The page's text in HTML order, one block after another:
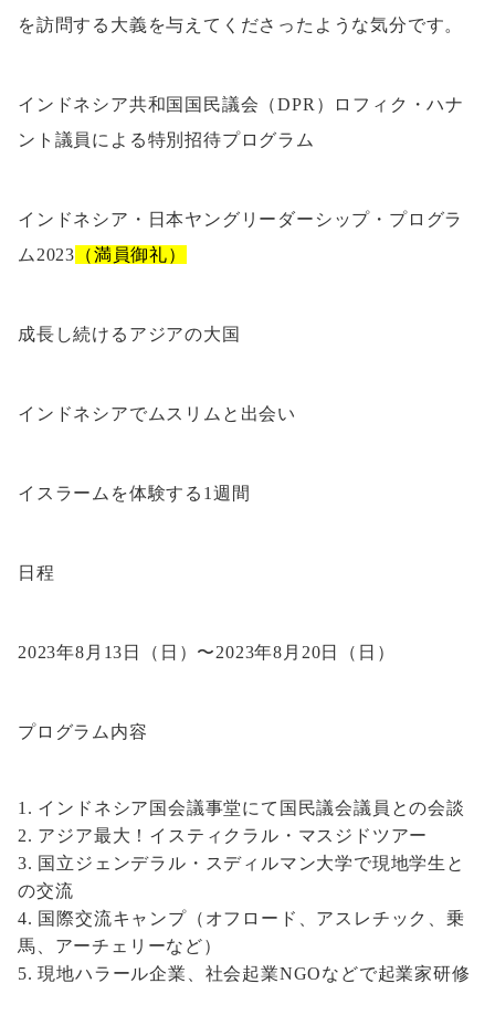
を訪問する大義を与えてくださったような気分です。
インドネシア共和国国民議会（DPR）ロフィク・ハナ
ント議員による特別招待プログラム
インドネシア・日本ヤングリーダーシップ・プログラ
ム2023 （満員御礼）
成長し続けるアジアの大国
インドネシアでムスリムと出会い
イスラームを体験する1週間
日程
2023年8月13日（日）〜2023年8月20日（日）
プログラム内容
インドネシア国会議事堂にて国民議会議員との会談
アジア最大！イスティクラル・マスジドツアー
国立ジェンデラル・スディルマン大学で現地学生と
の交流
国際交流キャンプ（オフロード、アスレチック、乗
馬、アーチェリーなど）
現地ハラール企業、社会起業NGOなどで起業家研修